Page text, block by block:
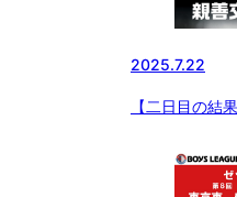
2025.7.22
【二日目の結